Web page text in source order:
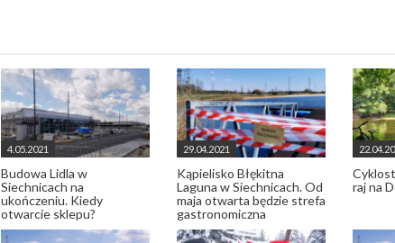
4.05.2021
Budowa Lidla w
Siechnicach na
ukończeniu. Kiedy
otwarcie sklepu?
29.04.2021
Kąpielisko Błękitna
Laguna w Siechnicach. Od
maja otwarta będzie strefa
gastronomiczna
raj na